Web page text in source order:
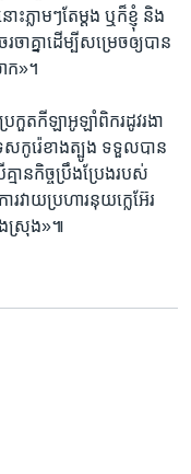
ភ្លាមៗ​តែ​ម្ដង ឬ​ក៏​ខ្ញុំ និង​
គ្នា​ដើម្បី​សម្រេច​ឲ្យ​បាន​
ក»។
រកួត​កីឡា​អូឡាំពិក​រដូវ​រងា​
ស​កូរ៉េ​ខាង​ត្បូង ទទួល​បាន​
ន​កិច្ច​ប្រឹងប្រែង​របស់​
វាយ​ប្រហារ​នុយក្លេអ៊ែរ​
ង​ស្រុង»៕